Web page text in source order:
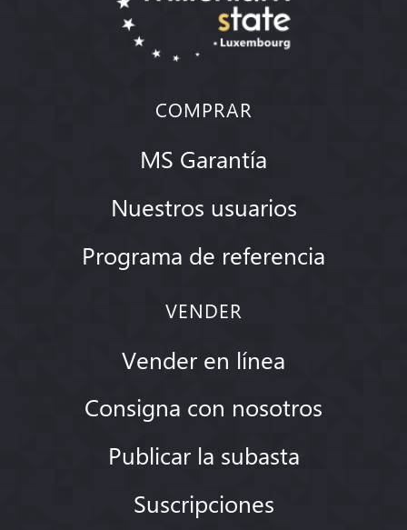
COMPRAR
MS Garantía
Nuestros usuarios
Programa de referencia
VENDER
Vender en línea
Consigna con nosotros
Publicar la subasta
Suscripciones